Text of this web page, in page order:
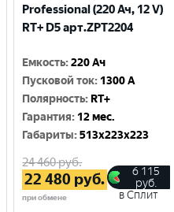
Professional (220 Ач, 12 V)
RT+ D5 арт.ZPT2204
Емкость:220 Ач
Пусковой ток: 1300 A
Полярность: RT+
Гарантия: 12 мес.
Габариты:513x223x223
24 460руб.
22 480 руб.
при обмене
6 115
руб.
в Сплит